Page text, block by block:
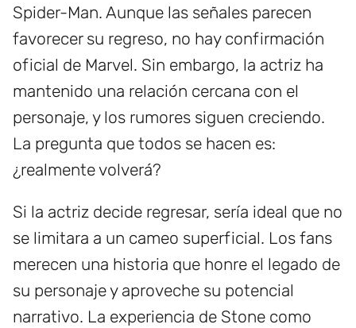
Spider-Man. Aunque las señales parecen
favorecer su regreso, no hay confirmación
oficial de Marvel. Sin embargo, la actriz ha
mantenido una relación cercana con el
personaje, y los rumores siguen creciendo.
La pregunta que todos se hacen es:
¿realmente volverá?
Si la actriz decide regresar, sería ideal que no
se limitara a un cameo superficial. Los fans
merecen una historia que honre el legado de
su personaje y aproveche su potencial
narrativo. La experiencia de Stone como